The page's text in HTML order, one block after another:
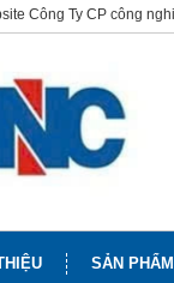
Công Ty CP công
SẢN PHẨM